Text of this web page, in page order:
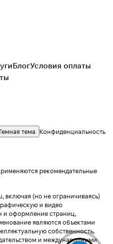
БлогУсловия оплаты
тема Конфиденциальность
рекомендательные
включая (но не ограничиваясь)
и видео
и оформление страниц,
являются объектами
собственность,
и международными